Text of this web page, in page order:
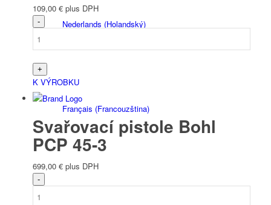
Nederlands (Holandský)
Français (Francouzština)
109,00 € plus DPH
K VÝROBKU
Svařovací pistole Bohl
PCP 45-3
699,00 € plus DPH